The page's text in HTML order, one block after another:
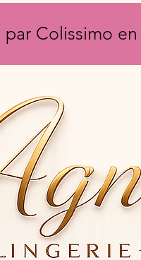
Colissimo